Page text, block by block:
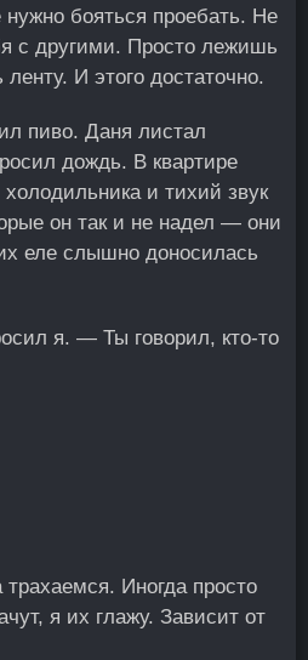
бояться проебать. Не
с другими. Просто лежишь
И этого достаточно.
пиво. Даня листал
дождь. В квартире
и тихий звук
он так и не надел — они
еле слышно доносилась
я. — Ты говорил, кто-то
Иногда просто
я их глажу. Зависит от